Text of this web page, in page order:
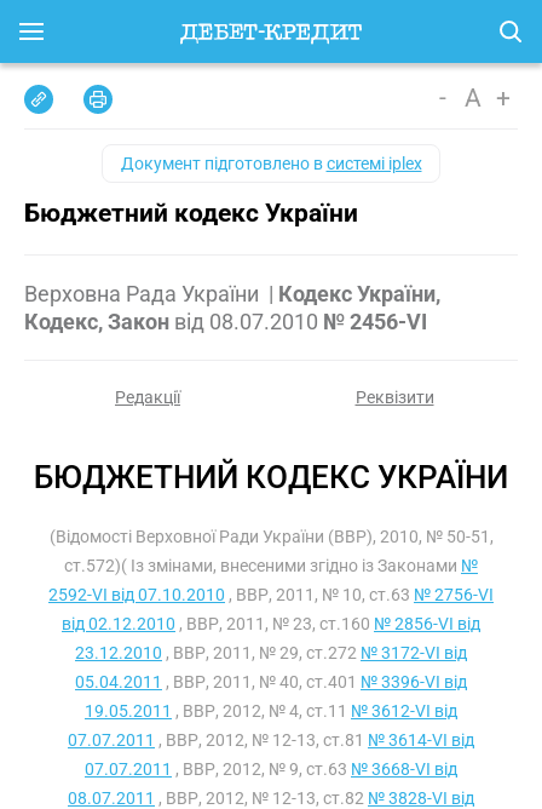
- A +
Документ підготовлено всистемі iplex
Бюджетний кодекс України
Верховна Рада України | Кодекс України,
Кодекс, Закон від 08.07.2010 № 2456-VI
Редакції Реквізити
БЮДЖЕТНИЙ КОДЕКС УКРАЇНИ
(Відомості Верховної Ради України (ВВР), 2010, № 50-51,
ст.572)( Із змінами, внесеними згідно із Законами №
2592-VI від 07.10.2010 , ВВР, 2011, № 10, ст.63 № 2756-VI
від 02.12.2010 , ВВР, 2011, № 23, ст.160 № 2856-VI від
23.12.2010 , ВВР, 2011, № 29, ст.272 № 3172-VI від
05.04.2011 , ВВР, 2011, № 40, ст.401 № 3396-VI від
19.05.2011 , ВВР, 2012, № 4, ст.11 № 3612-VI від
07.07.2011 , ВВР, 2012, № 12-13, ст.81 № 3614-VI від
07.07.2011 , ВВР, 2012, № 9, ст.63 № 3668-VI від
08.07.2011 , ВВР, 2012, № 12-13, ст.82 № 3828-VI від